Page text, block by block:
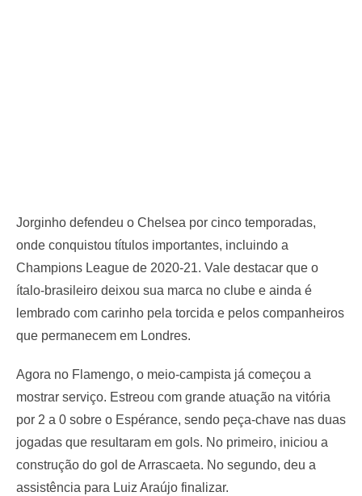
Jorginho defendeu o Chelsea por cinco temporadas,
onde conquistou títulos importantes, incluindo a
Champions League de 2020-21. Vale destacar que o
ítalo-brasileiro deixou sua marca no clube e ainda é
lembrado com carinho pela torcida e pelos companheiros
que permanecem em Londres.
Agora no Flamengo, o meio-campista já começou a
mostrar serviço. Estreou com grande atuação na vitória
por 2 a 0 sobre o Espérance, sendo peça-chave nas duas
jogadas que resultaram em gols. No primeiro, iniciou a
construção do gol de Arrascaeta. No segundo, deu a
assistência para Luiz Araújo finalizar.